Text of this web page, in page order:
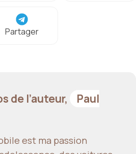
Partager
de l’auteur,
Paul
est ma passion